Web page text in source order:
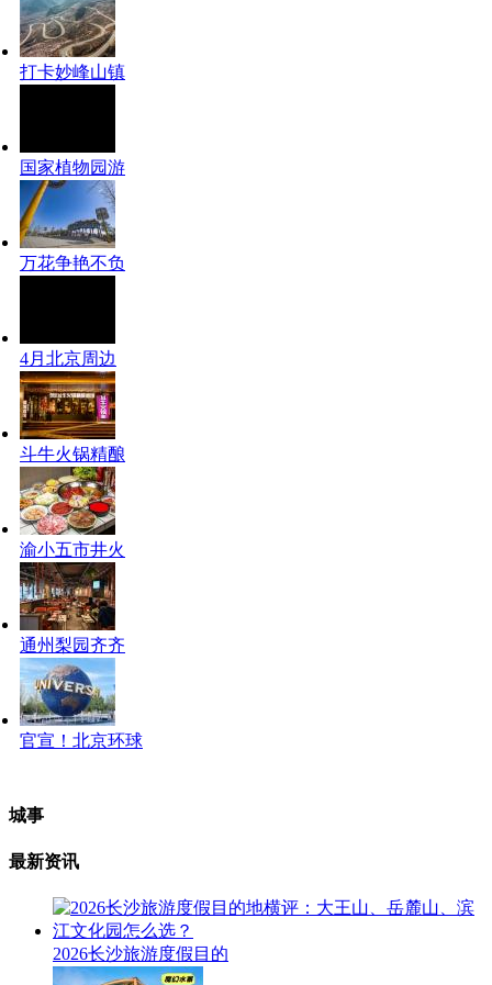
打卡妙峰山镇
国家植物园游
万花争艳不负
4月北京周边
斗牛火锅精酿
渝小五市井火
通州梨园齐齐
官宣！北京环球
城事
最新资讯
2026长沙旅游度假目的